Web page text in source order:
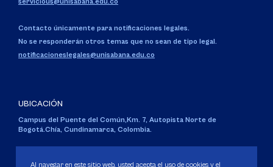
Contacto únicamente para notificaciones legales.
No se responderán otros temas que no sean de tipo legal.
notificacioneslegales@unisabana.edu.co
UBICACIÓN
Campus del Puente del Común,Km. 7, Autopista Norte de
Bogotá.Chía, Cundinamarca, Colombia.
Personería Jurídica:Resolución 130 del 14 de enero de 1980.
Al navegar en este sitio web, usted acepta el uso de cookies y el